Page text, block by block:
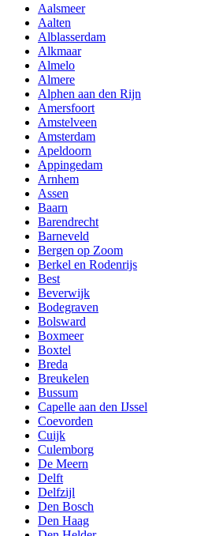
Aalsmeer
Aalten
Alblasserdam
Alkmaar
Almelo
Almere
Alphen aan den Rijn
Amersfoort
Amstelveen
Amsterdam
Apeldoorn
Appingedam
Arnhem
Assen
Baarn
Barendrecht
Barneveld
Bergen op Zoom
Berkel en Rodenrijs
Best
Beverwijk
Bodegraven
Bolsward
Boxmeer
Boxtel
Breda
Breukelen
Bussum
Capelle aan den IJssel
Coevorden
Cuijk
Culemborg
De Meern
Delft
Delfzijl
Den Bosch
Den Haag